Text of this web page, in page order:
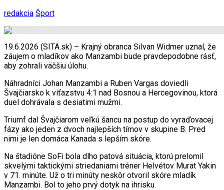
redakcia Šport
19.6.2026 (SITA.sk) – Krajný obranca Silvan Widmer uznal, že
záujem o mladíkov ako Manzambi bude pravdepodobne rásť,
aby zohrali väčšiu úlohu.
Náhradníci Johan Manzambi a Ruben Vargas doviedli
Švajčiarsko k víťazstvu 4:1 nad Bosnou a Hercegovinou, ktorá
duel dohrávala s desiatimi mužmi.
Triumf dal Švajčiarom veľkú šancu na postup do vyraďovacej
fázy ako jeden z dvoch najlepších tímov v skupine B. Pred
nimi je len domáca Kanada s lepším skóre.
Na štadióne SoFi bola dlho patová situácia, ktorú prelomil
skvelými taktickými striedaniami tréner Helvétov Murat Yakin
v 71. minúte. Už o tri minúty neskôr otvoril skóre mladík
Manzambi. Bol to jeho prvý dotyk na ihrisku.